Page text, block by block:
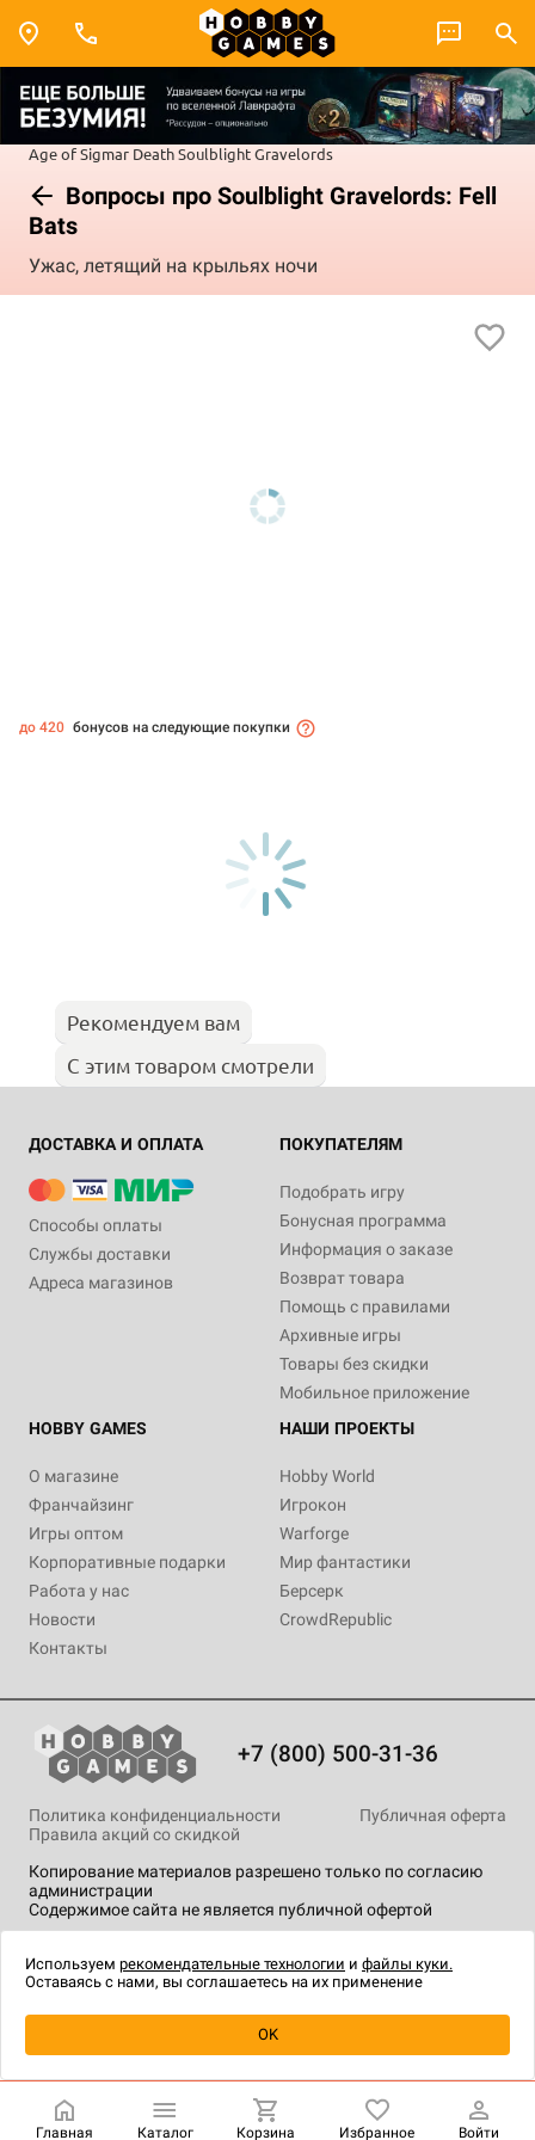
Age of Sigmar DeathSoulblight Gravelords
Вопросы про Soulblight Gravelords: Fell
Bats
Ужас, летящий на крыльях ночи
Купить| 4 200 ₽
до 420 бонусов на следующие покупки
Рекомендуем вам
С этим товаром смотрели
ДОСТАВКА И ОПЛАТА
Способы оплаты
Службы доставки
Адреса магазинов
ПОКУПАТЕЛЯМ
Подобрать игру
Бонусная программа
Информация о заказе
Возврат товара
Помощь с правилами
Архивные игры
Товары без скидки
Мобильное приложение
HOBBY GAMES
О магазине
Франчайзинг
Игры оптом
Корпоративные подарки
Работа у нас
Новости
Контакты
НАШИ ПРОЕКТЫ
Hobby World
Игрокон
Warforge
Мир фантастики
Берсерк
CrowdRepublic
+7 (800) 500-31-36
Копирование материалов разрешено только по согласию
администрации
Содержимое сайта не является публичной офертой
Политика конфиденциальности
Публичная оферта
Правила акций со скидкой
технологии.
Главная Каталог Корзина Избранное Войти
Используем рекомендательные технологии и файлы куки.
Оставаясь с нами, вы соглашаетесь на их применение
OK